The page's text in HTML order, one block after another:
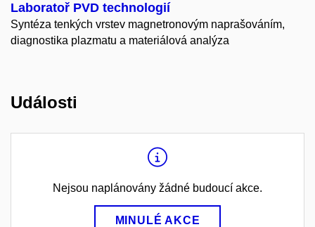
Laboratoř PVD technologií
Syntéza tenkých vrstev magnetronovým naprašováním,
diagnostika plazmatu a materiálová analýza
Události
Nejsou naplánovány žádné budoucí akce.
MINULÉ AKCE